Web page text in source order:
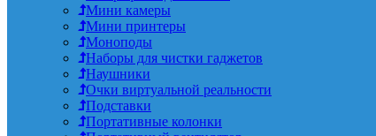
Мини камеры
Мини принтеры
Моноподы
Наборы для чистки гаджетов
Наушники
Очки виртуальной реальности
Подставки
Портативные колонки